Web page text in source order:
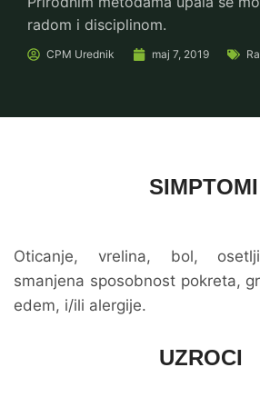
radom i disciplinom.
CPM Urednik maj 7, 2019
SIMPTOMI
Oticanje, vrelina, bol,
smanjena sposobnost pokreta,
edem, i/ili alergije.
UZROCI